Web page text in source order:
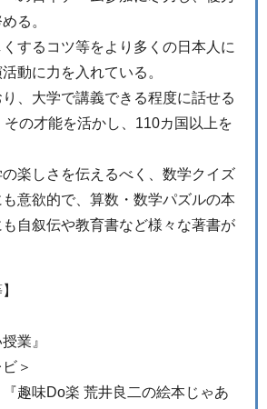
る。
するコツ等をより多くの日本人に
動に力を入れている。
、大学で講義できる程度に話せる
の才能を活かし、110カ国以上を
楽しさを伝えるべく、数学クイズ
意欲的で、算数・数学パズルの本
自叙伝や教育書など様々な著書が
業』
＞
『趣味Do楽 荒井良二の絵本じゃあ